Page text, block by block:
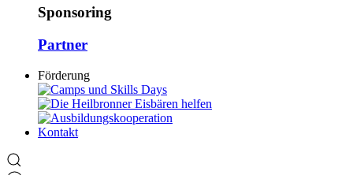
Sponsoring
Partner
Förderung
Kontakt